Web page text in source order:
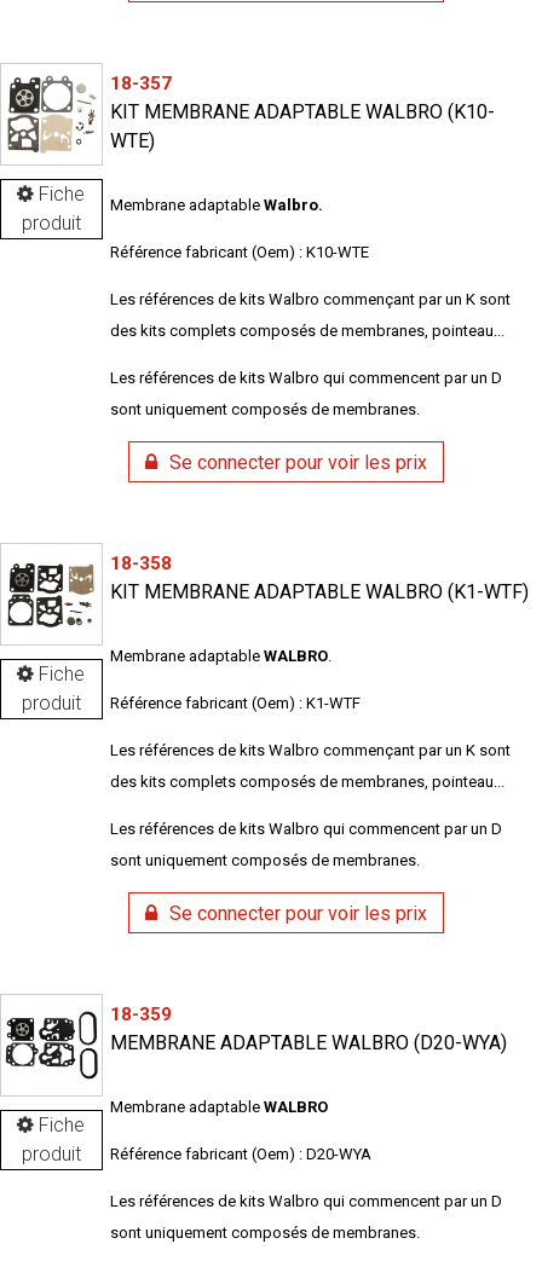
Fiche
produit
18-357
KIT MEMBRANE ADAPTABLE WALBRO (K10-
WTE)
Membrane adaptable Walbro.
Référence fabricant (Oem) : K10-WTE
Les références de kits Walbro commençant par un K sont
des kits complets composés de membranes, pointeau...
Les références de kits Walbro qui commencent par un D
sont uniquement composés de membranes.
Se connecter pour voir les prix
Fiche
produit
18-358
KIT MEMBRANE ADAPTABLE WALBRO (K1-WTF)
Membrane adaptable WALBRO.
Référence fabricant (Oem) : K1-WTF
Les références de kits Walbro commençant par un K sont
des kits complets composés de membranes, pointeau...
Les références de kits Walbro qui commencent par un D
sont uniquement composés de membranes.
Se connecter pour voir les prix
Fiche
produit
18-359
MEMBRANE ADAPTABLE WALBRO (D20-WYA)
Membrane adaptable WALBRO
Référence fabricant (Oem) : D20-WYA
Les références de kits Walbro qui commencent par un D
sont uniquement composés de membranes.